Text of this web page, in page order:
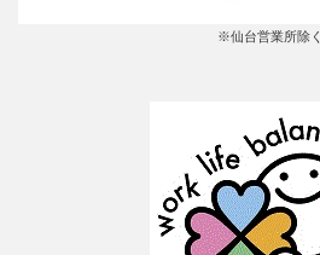
※仙台営業所除く